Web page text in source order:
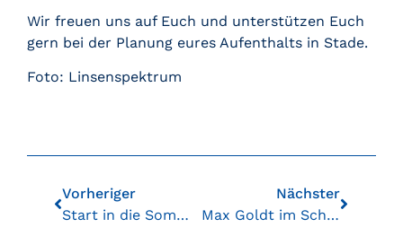
Wir freuen uns auf Euch und unterstützen Euch
gern bei der Planung eures Aufenthalts in Stade.
Foto: Linsenspektrum
Vorheriger
Start in die Sommersaison
Nächster
Max Goldt im Schwedenspeicher